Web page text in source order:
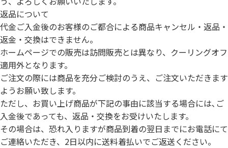
返品について
代金ご入金後のお客様のご都合による商品キャンセル・返品・
返金・交換はできません。
ホームページでの販売は訪問販売とは異なり、クーリングオフ
適用外となります。
ご注文の際には商品を充分ご検討のうえ、ご注文いただきます
ようお願い致します。
ただし、お買い上げ商品が下記の事由に該当する場合には､ご
入金後であっても、返品・交換をお受けいたします。
その場合は、恐れ入りますが商品到着の翌日までにお電話にて
ご連絡いただき、2日以内に送料着払いでご返送ください。